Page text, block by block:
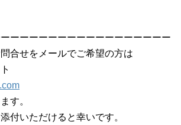
ーーーーーーーーーーーーーーーーー
合せをメールでご希望の方は
す。
付いただけると幸いです。